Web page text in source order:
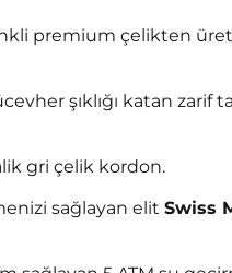
premium çelikten
şıklığı katan zarif
gri çelik kordon.
sağlayan elitSwiss